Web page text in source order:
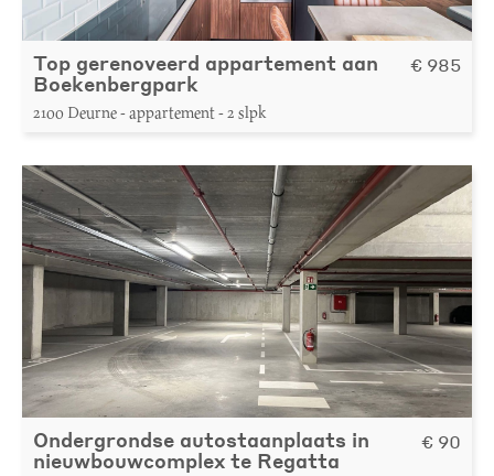
Top gerenoveerd appartement aan
Boekenbergpark
2100 Deurne - appartement - 2 slpk
€ 985
Ondergrondse autostaanplaats in
nieuwbouwcomplex te Regatta
€ 90